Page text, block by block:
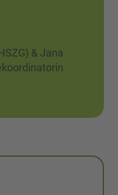
& Jana